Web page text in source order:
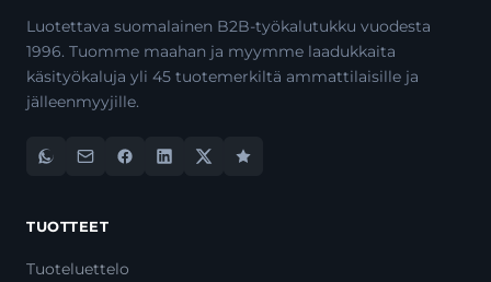
Luotettava suomalainen B2B-työkalutukku vuodesta
1996. Tuomme maahan ja myymme laadukkaita
käsityökaluja yli 45 tuotemerkiltä ammattilaisille ja
jälleenmyyjille.
TUOTTEET
Tuoteluettelo